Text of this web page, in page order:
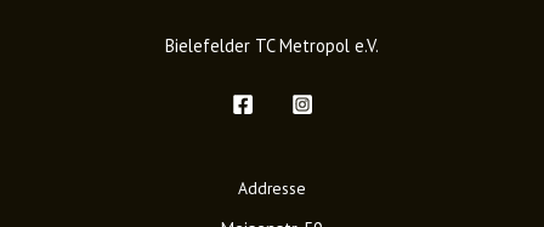
Bielefelder TC Metropol e.V.
Addresse